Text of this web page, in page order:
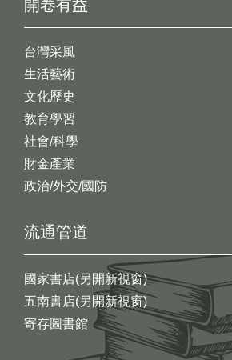
開卷有益
台灣采風
生活藝術
文化歷史
教育學習
社會/科學
財金產業
政治/外交/國防
流通管道
國家書店(另開新視窗)
五南書店(另開新視窗)
寄存圖書館